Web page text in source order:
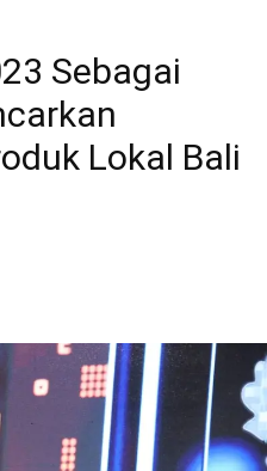
Sebagai
Lokal Bali